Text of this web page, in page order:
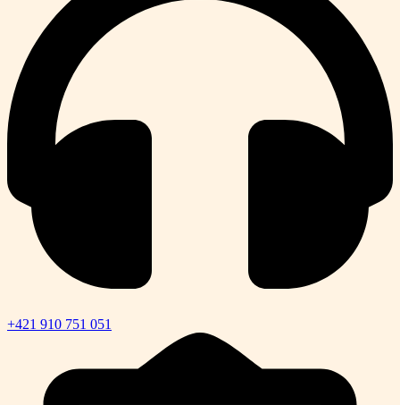
+421 910 751 051